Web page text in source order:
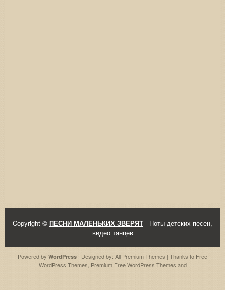
Copyright © ПЕСНИ МАЛЕНЬКИХ ЗВЕРЯТ - Ноты детских песен,
видео танцев
Powered by WordPress | Designed by: All Premium Themes | Thanks to Free
WordPress Themes Premium Free WordPress Themes and